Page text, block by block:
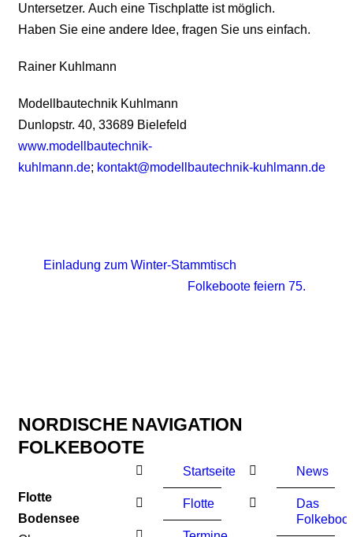
Untersetzer. Auch eine Tischplatte ist möglich.
Haben Sie eine andere Idee, fragen Sie uns einfach.
Rainer Kuhlmann
Modellbautechnik Kuhlmann
Dunlopstr. 40, 33689 Bielefeld
www.modellbautechnik-
kuhlmann.de; kontakt@modellbautechnik-kuhlmann.de
Einladung zum Winter-Stammtisch
Folkeboote feiern 75.
NORDISCHE
FOLKEBOOTE
Flotte
Bodensee
NAVIGATION
Startseite
Flotte
News
Das
Folkeboot